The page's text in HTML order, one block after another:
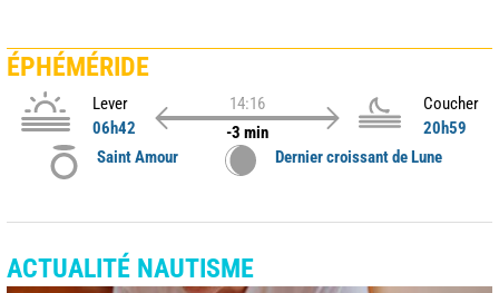
ÉPHÉMÉRIDE
Lever
06h42
14:16
-3 min
Coucher
20h59
Saint Amour
Dernier croissant de Lune
ACTUALITÉ NAUTISME